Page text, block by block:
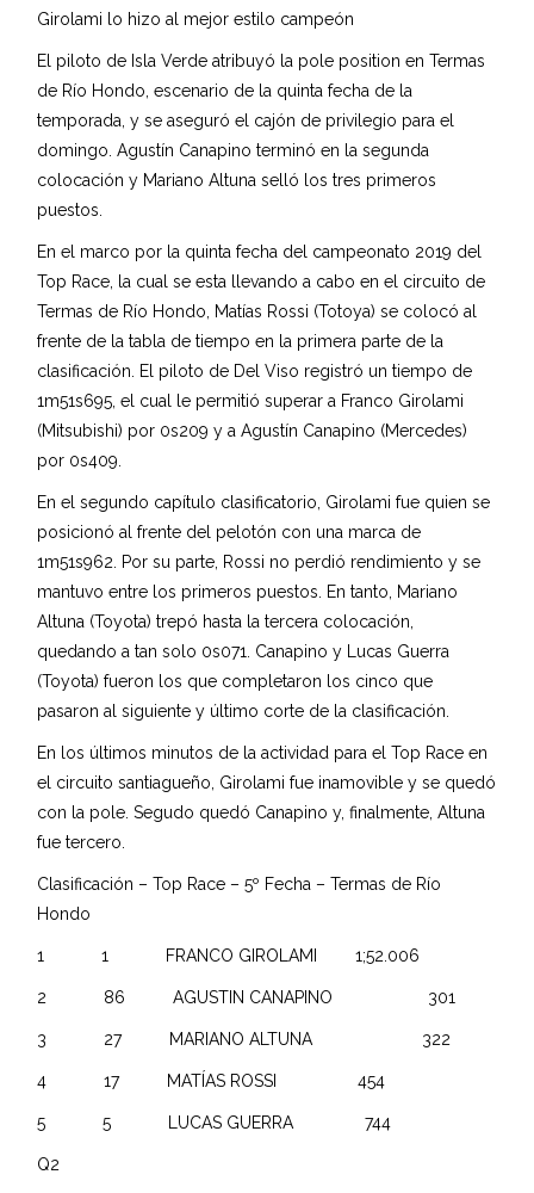
Girolami lo hizo al mejor estilo campeón
El piloto de Isla Verde atribuyó la pole position en Termas
de Río Hondo, escenario de la quinta fecha de la
temporada, y se aseguró el cajón de privilegio para el
domingo. Agustín Canapino terminó en la segunda
colocación y Mariano Altuna selló los tres primeros
puestos.
En el marco por la quinta fecha del campeonato 2019 del
Top Race, la cual se esta llevando a cabo en el circuito de
Termas de Río Hondo, Matías Rossi (Totoya) se colocó al
frente de la tabla de tiempo en la primera parte de la
clasificación. El piloto de Del Viso registró un tiempo de
1m51s695, el cual le permitió superar a Franco Girolami
(Mitsubishi) por 0s209 y a Agustín Canapino (Mercedes)
por 0s409.
En el segundo capítulo clasificatorio, Girolami fue quien se
posicionó al frente del pelotón con una marca de
1m51s962. Por su parte, Rossi no perdió rendimiento y se
mantuvo entre los primeros puestos. En tanto, Mariano
Altuna (Toyota) trepó hasta la tercera colocación,
quedando a tan solo 0s071. Canapino y Lucas Guerra
(Toyota) fueron los que completaron los cinco que
pasaron al siguiente y último corte de la clasificación.
En los últimos minutos de la actividad para el Top Race en
el circuito santiagueño, Girolami fue inamovible y se quedó
con la pole. Segudo quedó Canapino y, finalmente, Altuna
fue tercero.
Clasificación – Top Race – 5º Fecha – Termas de Río
Hondo
1 1 FRANCO GIROLAMI 1;52.006
2 86 AGUSTIN CANAPINO 301
3 27 MARIANO ALTUNA 322
4 17 MATÍAS ROSSI 454
5 5 LUCAS GUERRA 744
Q2